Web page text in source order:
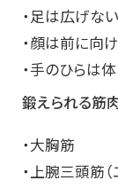
・足は広げな
・顔は前に向
・手のひらは
鍛えられる筋肉
・大胸筋
・上腕三頭筋